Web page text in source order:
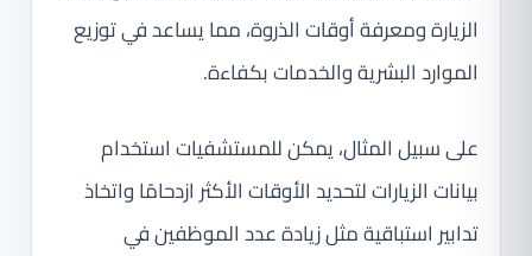
الزيارة ومعرفة أوقات الذروة، مما يساعد في توزيع
الموارد البشرية والخدمات بكفاءة.
على سبيل المثال، يمكن للمستشفيات استخدام
بيانات الزيارات لتحديد الأوقات الأكثر ازدحامًا واتخاذ
تدابير استباقية مثل زيادة عدد الموظفين في